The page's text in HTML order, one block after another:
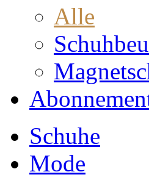
Alle
Schuhe
Mode